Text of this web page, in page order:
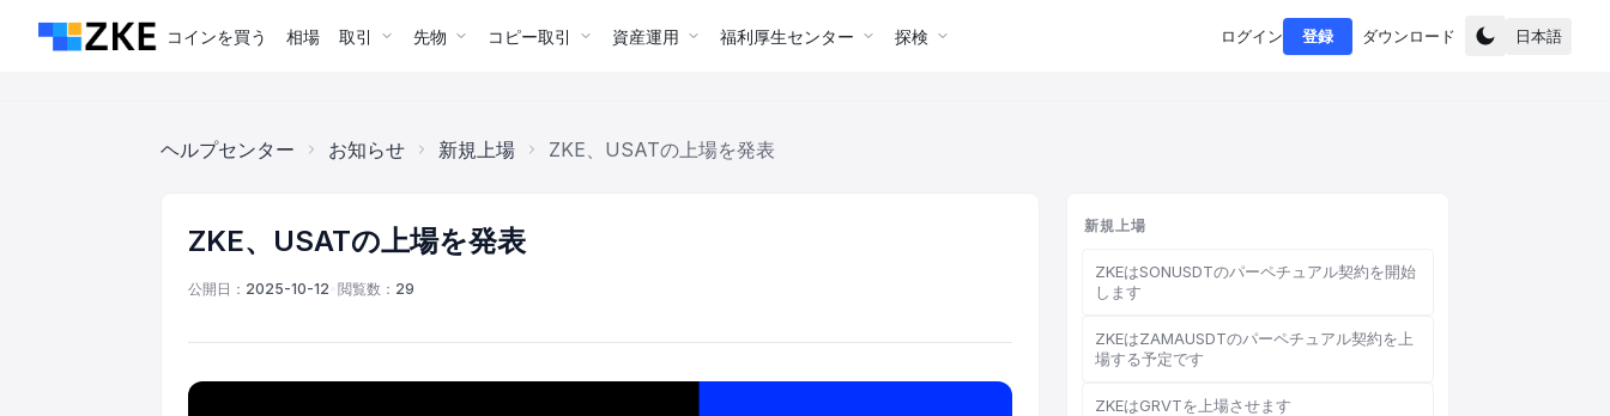
コインを買う 相場 取引 先物 コピー取引 資産運用 福利厚生センター 探検 ログイン 登録 ダウンロード 日本語
ヘルプセンター お知らせ 新規上場 ZKE、USATの上場を発表
ZKE、USATの上場を発表
公開日： 2025-10-12 閲覧数： 29
新規上場
ZKEはSONUSDTのパーペチュアル契約を開始
します
ZKEはZAMAUSDTのパーペチュアル契約を上
場する予定です
ZKEはGRVTを上場させます